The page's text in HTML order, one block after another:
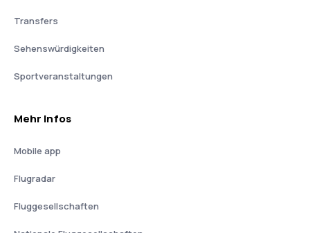
Transfers
Sehenswürdigkeiten
Sportveranstaltungen
Mehr Infos
Mobile app
Flugradar
Fluggesellschaften